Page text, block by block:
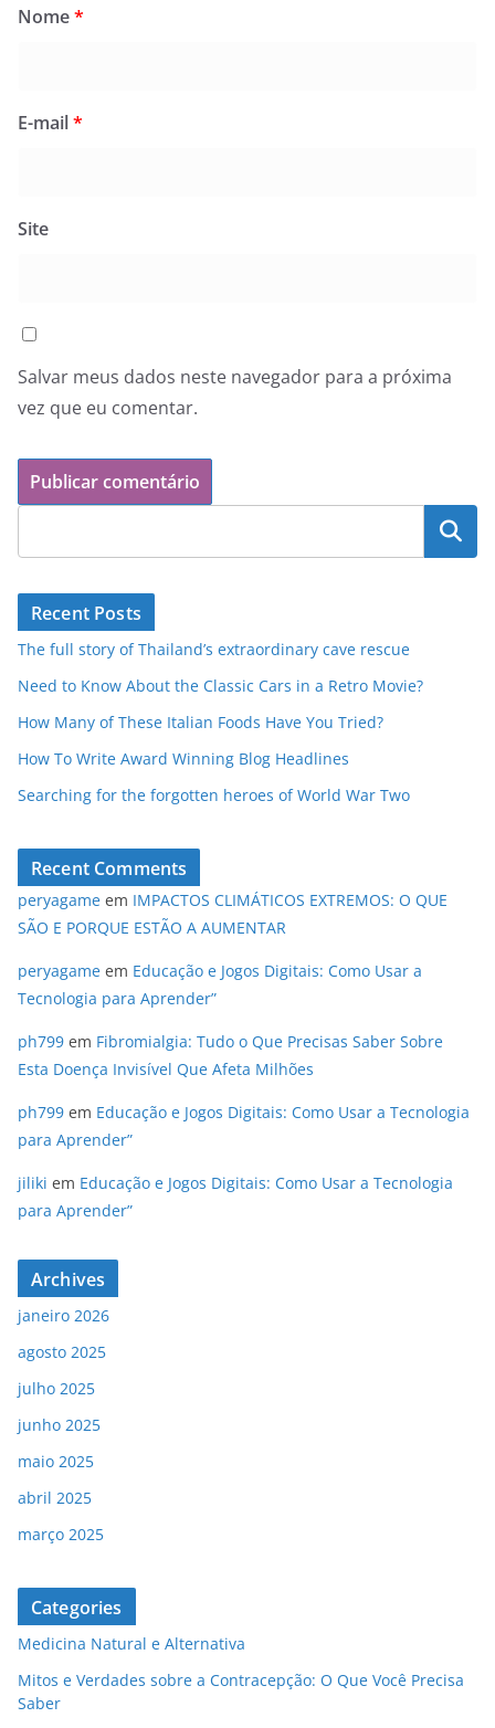
Nome*
E-mail*
Site
Salvar meus dados neste navegador para a próxima
vez que eu comentar.
Pesquisar
Recent Posts
The full story of Thailand’s extraordinary cave rescue
Need to Know About the Classic Cars in a Retro Movie?
How Many of These Italian Foods Have You Tried?
How To Write Award Winning Blog Headlines
Searching for the forgotten heroes of World War Two
Recent Comments
peryagame em IMPACTOS CLIMÁTICOS EXTREMOS: O QUE
SÃO E PORQUE ESTÃO A AUMENTAR
peryagame em Educação e Jogos Digitais: Como Usar a
Tecnologia para Aprender”
ph799 em Fibromialgia: Tudo o Que Precisas Saber Sobre
Esta Doença Invisível Que Afeta Milhões
ph799 em Educação e Jogos Digitais: Como Usar a Tecnologia
para Aprender”
jiliki em Educação e Jogos Digitais: Como Usar a Tecnologia
para Aprender”
Archives
janeiro 2026
agosto 2025
julho 2025
junho 2025
maio 2025
abril 2025
março 2025
Categories
Medicina Natural e Alternativa
Mitos e Verdades sobre a Contracepção: O Que Você Precisa
Saber